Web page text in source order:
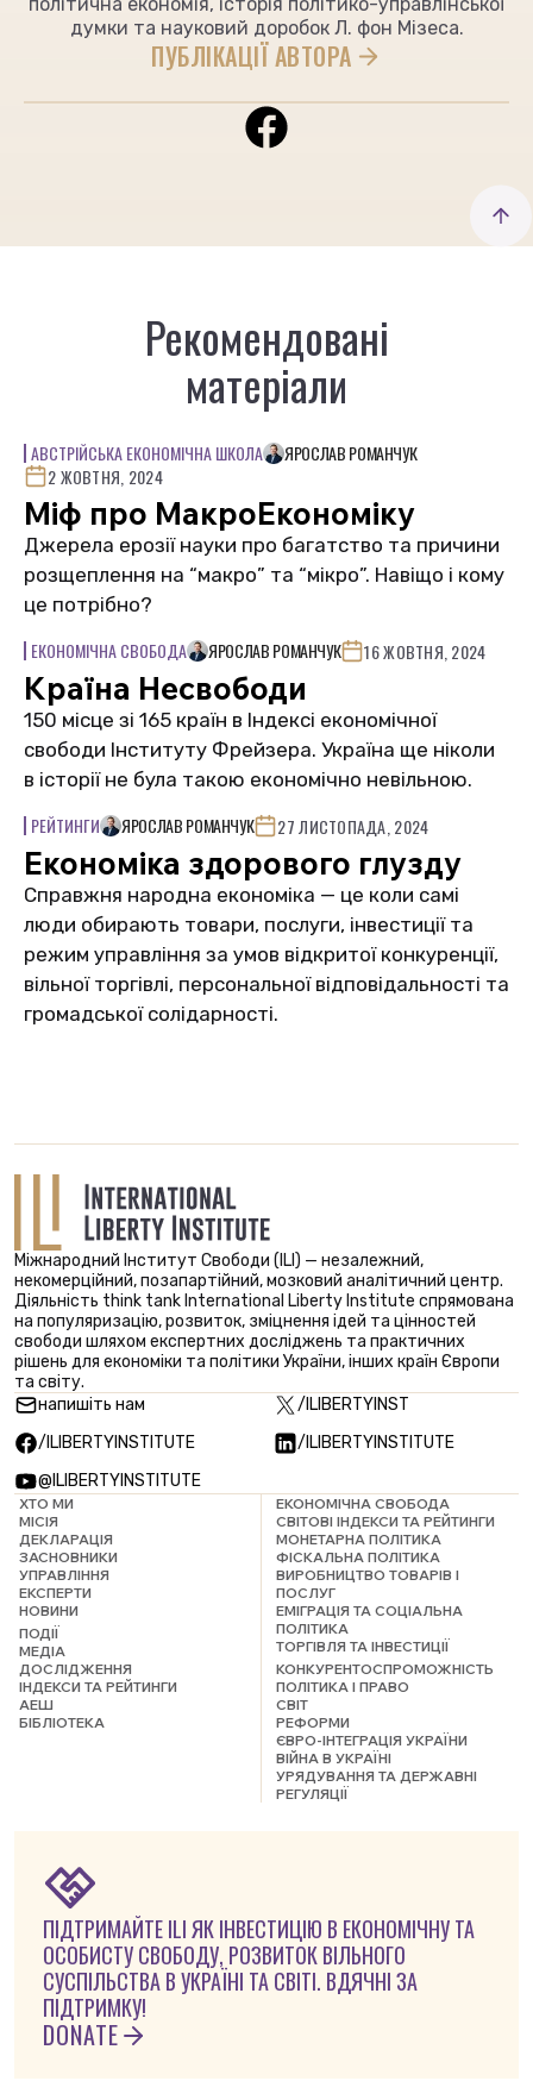
політична економія, історія політико-управлінської
думки та науковий доробок Л. фон Мізеса.
ПУБЛІКАЦІЇ АВТОРА
Рекомендовані
матеріали
АВСТРІЙСЬКА ЕКОНОМІЧНА ШКОЛА
ЯРОСЛАВ РОМАНЧУК
2 ЖОВТНЯ, 2024
Міф про МакроЕкономіку
Джерела ерозії науки про багатство та причини
розщеплення на “макро” та “мікро”. Навіщо і кому
це потрібно?
ЕКОНОМІЧНА СВОБОДА ЯРОСЛАВ РОМАНЧУК 16 ЖОВТНЯ, 2024
Країна Несвободи
150 місце зі 165 країн в Індексі економічної
свободи Інституту Фрейзера. Україна ще ніколи
в історії не була такою економічно невільною.
РЕЙТИНГИ ЯРОСЛАВ РОМАНЧУК 27 ЛИСТОПАДА, 2024
Економіка здорового глузду
Справжня народна економіка — це коли самі
люди обирають товари, послуги, інвестиції та
режим управління за умов відкритої конкуренції,
вільної торгівлі, персональної відповідальності та
громадської солідарності.
Міжнародний Інститут Свободи (ILI) — незалежний,
некомерційний, позапартійний, мозковий аналітичний центр.
Діяльність think tank International Liberty Institute спрямована
на популяризацію, розвиток, зміцнення ідей та цінностей
свободи шляхом експертних досліджень та практичних
рішень для економіки та політики України, інших країн Європи
та світу.
напишіть нам
/ILIBERTYINST
/ILIBERTYINSTITUTE
/ILIBERTYINSTITUTE
@ILIBERTYINSTITUTE
ХТО МИ
МІСІЯ
ДЕКЛАРАЦІЯ
ЗАСНОВНИКИ
УПРАВЛІННЯ
ЕКСПЕРТИ
НОВИНИ
ПОДІЇ
МЕДІА
ДОСЛІДЖЕННЯ
ІНДЕКСИ ТА РЕЙТИНГИ
АЕШ
БІБЛІОТЕКА
ЕКОНОМІЧНА СВОБОДА
СВІТОВІ ІНДЕКСИ ТА РЕЙТИНГИ
МОНЕТАРНА ПОЛІТИКА
ФІСКАЛЬНА ПОЛІТИКА
ВИРОБНИЦТВО ТОВАРІВ І
ПОСЛУГ
ЕМІГРАЦІЯ ТА СОЦІАЛЬНА
ПОЛІТИКА
ТОРГІВЛЯ ТА ІНВЕСТИЦІЇ
КОНКУРЕНТОСПРОМОЖНІСТЬ
ПОЛІТИКА І ПРАВО
СВІТ
РЕФОРМИ
ЄВРО-ІНТЕГРАЦІЯ УКРАЇНИ
ВІЙНА В УКРАЇНІ
УРЯДУВАННЯ ТА ДЕРЖАВНІ
РЕГУЛЯЦІЇ
ПІДТРИМАЙТЕ ILI ЯК ІНВЕСТИЦІЮ В ЕКОНОМІЧНУ ТА
ОСОБИСТУ СВОБОДУ, РОЗВИТОК ВІЛЬНОГО
СУСПІЛЬСТВА В УКРАЇНІ ТА СВІТІ. ВДЯЧНІ ЗА
ПІДТРИМКУ!
DONATE